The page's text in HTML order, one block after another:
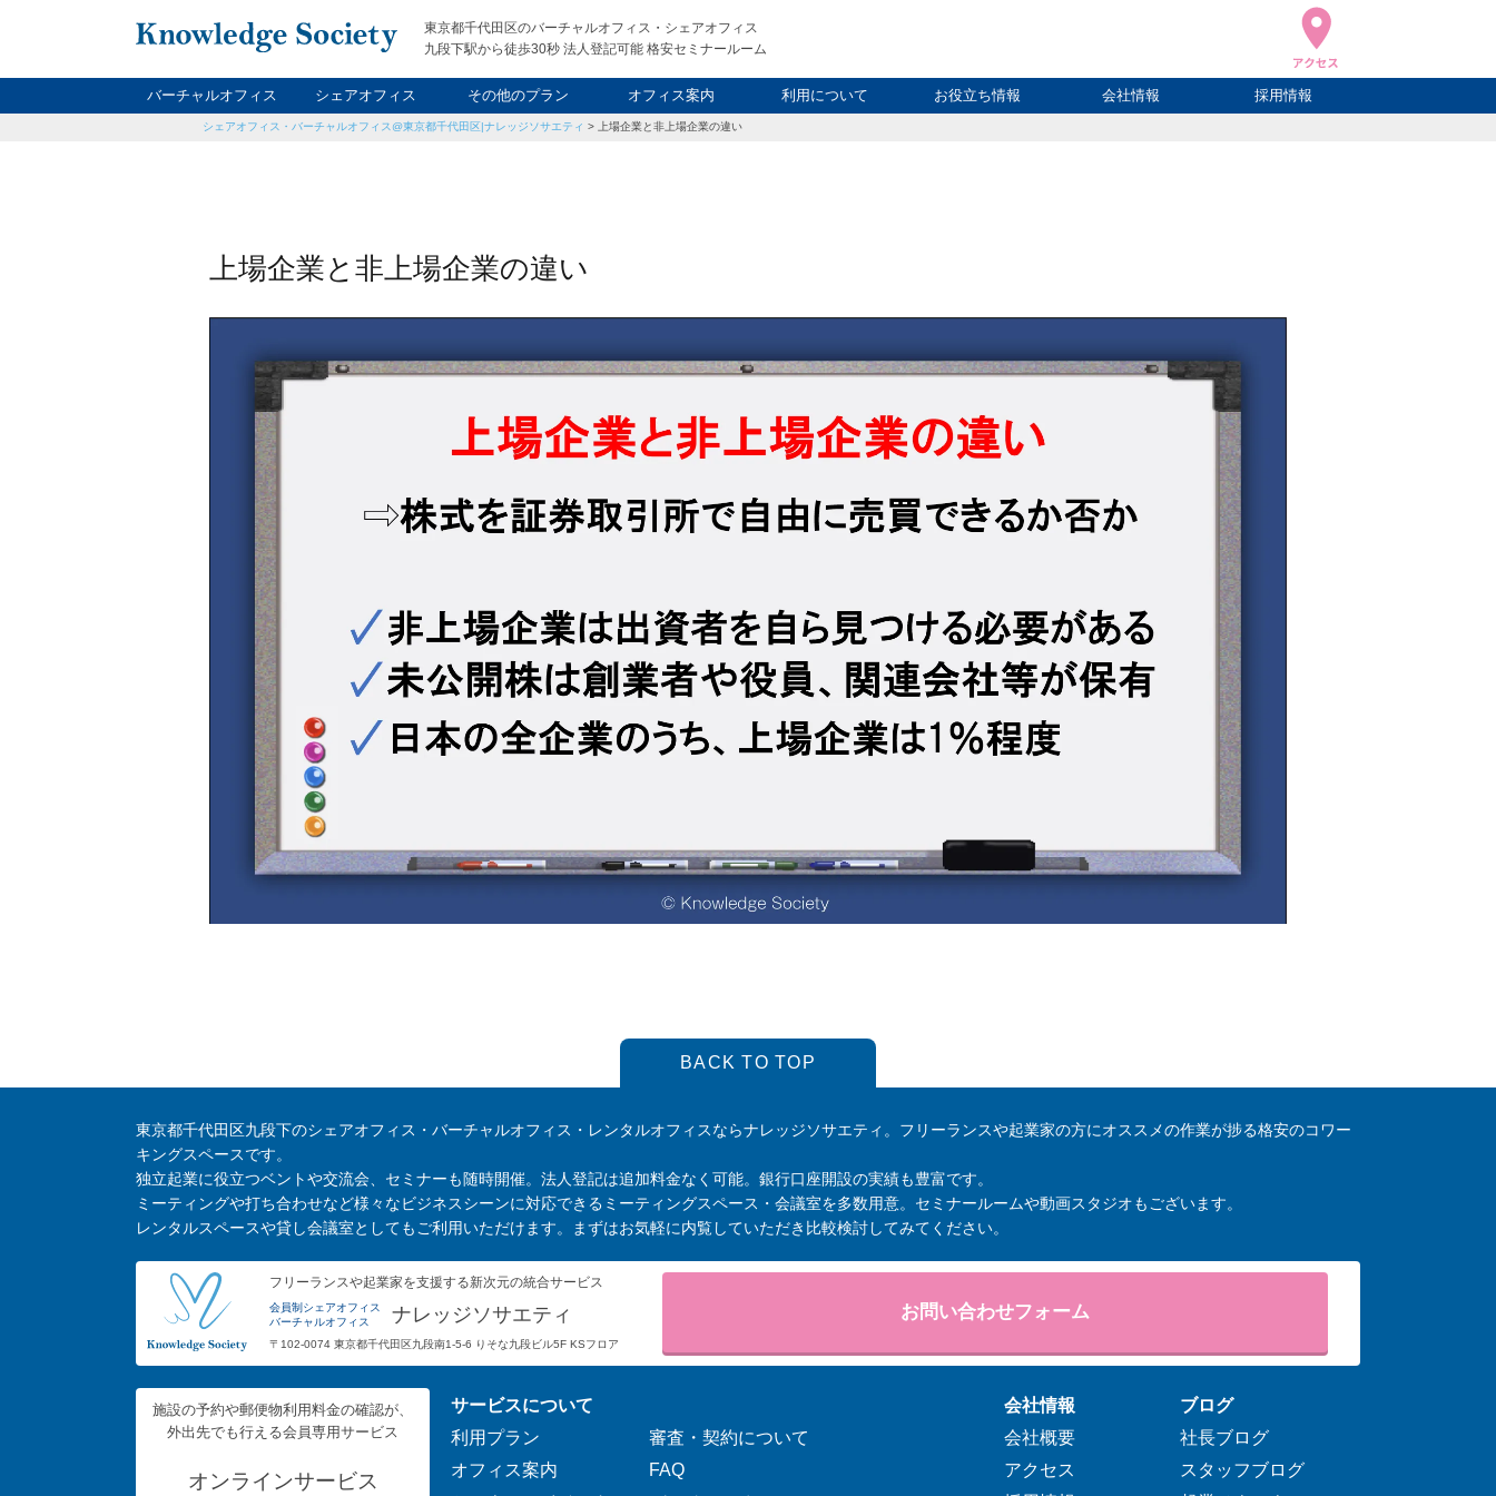
東京都千代田区のバーチャルオフィス・シェアオフィス
九段下駅から徒歩30秒 法人登記可能 格安セミナールーム
バーチャルオフィス シェアオフィス その他のプラン
レンタルオフィス
ナイト&ウィークエンド
貸し会議室
オフィス案内 利用について お役立ち情報 会社情報 採用情報
シェアオフィス・バーチャルオフィス@東京都千代田区|ナレッジソサエティ > 上場企業と非上場企業の違い
上場企業と非上場企業の違い
BACK TO TOP
東京都千代田区九段下のシェアオフィス・バーチャルオフィス・レンタルオフィスならナレッジソサエティ。フリーランスや起業家の方にオススメの作業が捗る格安のコワー
キングスペースです。
独立起業に役立つベントや交流会、セミナーも随時開催。法人登記は追加料金なく可能。銀行口座開設の実績も豊富です。
ミーティングや打ち合わせなど様々なビジネスシーンに対応できるミーティングスペース・会議室を多数用意。セミナールームや動画スタジオもございます。
レンタルスペースや貸し会議室としてもご利用いただけます。まずはお気軽に内覧していただき比較検討してみてください。
フリーランスや起業家を支援する新次元の統合サービス
会員制シェアオフィス
バーチャルオフィス
ナレッジソサエティ
〒102-0074 東京都千代田区九段南1-5-6 りそな九段ビル5F KSフロア
お問い合わせフォーム
施設の予約や郵便物利用料金の確認が、
外出先でも行える会員専用サービス
オンラインサービス
サービスについて
利用プラン
オフィス案内
審査・契約について
FAQ
会社情報
会社概要
アクセス
ブログ
社長ブログ
スタッフブログ